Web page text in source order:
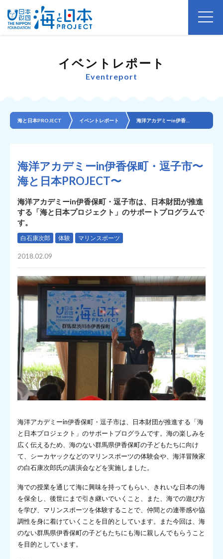
イベントレポート
Eventreport
海と日本PROJECT イベントレポート
海洋アカデミーin伊香保町・逗子市〜
海と日本PROJECT〜
海洋アカデミーin伊香保町・逗子市は、日本財団が推進
する「海と日本プロジェクト」のサポートプログラムで
す。
白石康次郎 体験 マリンスポーツ
2018.02.09
海洋アカデミーin伊香保町・逗子市は、日本財団が推進する「海
と日本プロジェクト」のサポートプログラムです。海の楽しみを
広く伝えるため、海のない群馬県伊香保町の子どもたちに向け
て、シーカヤックなどのマリンスポーツの体験会や、海洋冒険家
の白石康次郎氏の講演会などを実施しました。
海での授業を通じて海に興味を持ってもらい、きれいな日本の海
を保全し、後世にまで引き継いでいくこと、また、海での遊び方
を学び、マリンスポーツを体験することで、仲間との連帯感や協
調性を身に着けていくことを目的としています。また今回は、海
のない群馬県伊香保町の子どもたちにも海に親しんでもらうこと
を目的としています。